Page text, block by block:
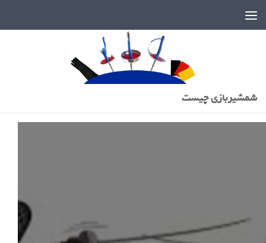
شمشیربازی چیست